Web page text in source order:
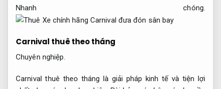
Nhanh chóng.
Carnival thuê theo tháng
Chuyên nghiệp.
Carnival thuê theo tháng là giải pháp kinh tế và tiện lợi